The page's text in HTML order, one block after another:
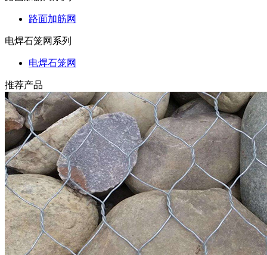
路面加筋网
电焊石笼网系列
电焊石笼网
推荐产品